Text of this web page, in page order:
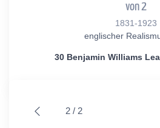
von 2
1831-1923
englischer
30 Benjamin Williams
2 / 2